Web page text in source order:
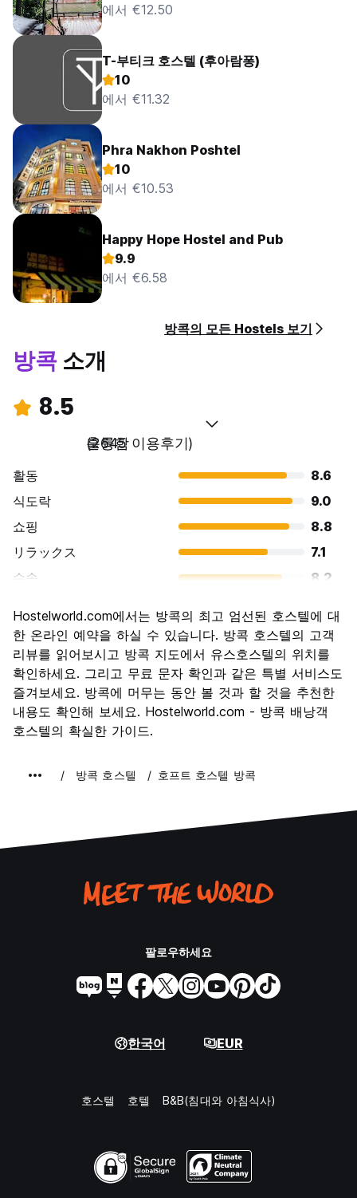
에서 €12.50
T-부티크 호스텔 (후아람퐁)
10
에서 €11.32
Phra Nakhon Poshtel
10
에서 €10.53
Happy Hope Hostel and Pub
9.9
에서 €6.58
방콕의 모든 Hostels 보기
방콕 소개
8.5
훌륭함
(2645 이용후기)
활동
8.6
식도락
9.0
쇼핑
8.8
リラックス
7.1
수송
8.2
문화
8.8
나이트 라이프
8.6
가격 대비 만족도
8.6
Hostelworld.com에서는 방콕의 최고 엄선된 호스텔에 대
한 온라인 예약을 하실 수 있습니다. 방콕 호스텔의 고객
리뷰를 읽어보시고 방콕 지도에서 유스호스텔의 위치를
확인하세요. 그리고 무료 문자 확인과 같은 특별 서비스도
즐겨보세요. 방콕에 머무는 동안 볼 것과 할 것을 추천한
내용도 확인해 보세요. Hostelworld.com - 방콕 배낭객
호스텔의 확실한 가이드.
방콕 호스텔 호프트 호스텔 방콕
팔로우하세요
한국어 EUR
호스텔 호텔 B&B(침대와 아침식사)